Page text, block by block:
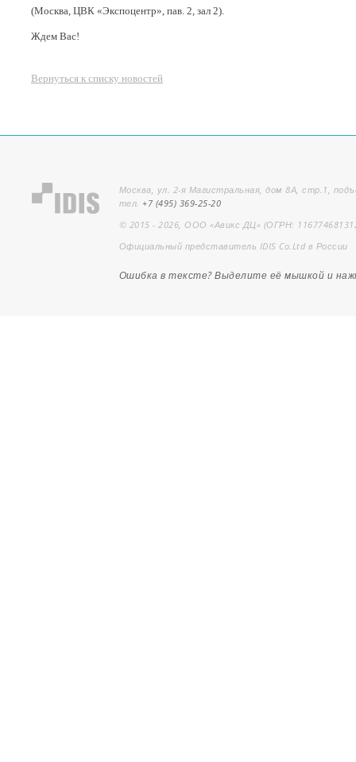
(Москва, ЦВК «Экспоцентр», пав. 2, зал 2).
Ждем Вас!
Вернуться к списку новостей
Москва, ул. 2-я Магистральная, дом 8А, стр.1,
тел.+7 (495) 369-25-20
© 2015 - 2026, ООО «Авикс ДЦ» (ОГРН:
Официальный представитель IDIS Co.Ltd в России
Ошибка в тексте? Выделите её мышкой и